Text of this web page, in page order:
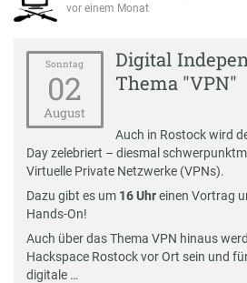
vor einem Monat
Sonntag
02
August
Digital
Thema "VPN"
Auch in Rostock wird
Day zelebriert – diesmal
Virtuelle Private Netzwerke (VPNs).
Dazu gibt es um 16 Uhreinen Vortrag
Hands-On!
Auch über das Thema VPN hinaus
Hackspace Rostock vor Ort sein und
digitale …